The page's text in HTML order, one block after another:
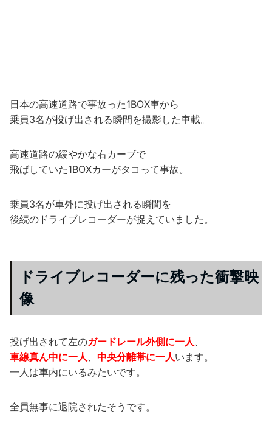
日本の高速道路で事故った1BOX車から
乗員3名が投げ出される瞬間を撮影した車載。
高速道路の緩やかな右カーブで
飛ばしていた1BOXカーがタコって事故。
乗員3名が車外に投げ出される瞬間を
後続のドライブレコーダーが捉えていました。
ドライブレコーダーに残った衝撃映
像
投げ出されて左のガードレール外側に一人
車線真ん中に一人
中央分離帯に一人います。
一人は車内にいるみたいです。
全員無事に退院されたそうです。